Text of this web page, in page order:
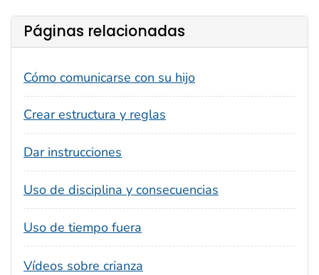
Páginas relacionadas
Cómo comunicarse con su hijo
Crear estructura y reglas
Dar instrucciones
Uso de disciplina y consecuencias
Uso de tiempo fuera
Vídeos sobre crianza